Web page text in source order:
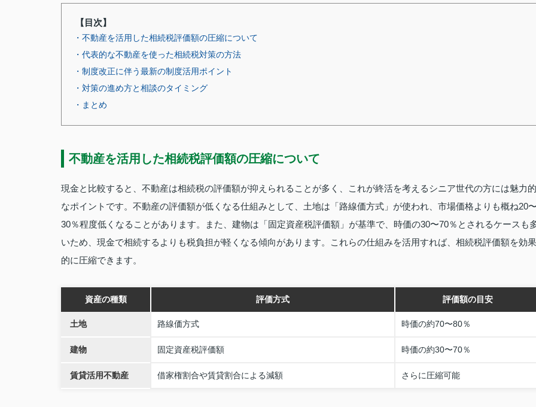
【目次】
・不動産を活用した相続税評価額の圧縮について
・代表的な不動産を使った相続税対策の方法
・制度改正に伴う最新の制度活用ポイント
・対策の進め方と相談のタイミング
・まとめ
不動産を活用した相続税評価額の圧縮について
現金と比較すると、不動産は相続税の評価額が抑えられることが多く、これが終活を考えるシニア世代の方には魅力的
なポイントです。不動産の評価額が低くなる仕組みとして、土地は「路線価方式」が使われ、市場価格よりも概ね20
30％程度低くなることがあります。また、建物は「固定資産税評価額」が基準で、時価の30〜70％とされるケースも
いため、現金で相続するよりも税負担が軽くなる傾向があります。これらの仕組みを活用すれば、相続税評価額を効果
的に圧縮できます。
資産の種類 評価方式 評価額の目安
土地 路線価方式 時価の約70〜80％
建物 固定資産税評価額 時価の約30〜70％
賃貸活用不動産 借家権割合や賃貸割合による減額 さらに圧縮可能